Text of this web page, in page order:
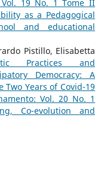
Vol. 19 No. 1 Tome II
as a Pedagogical
and educational
Pistillo, Elisabetta
Practices and
Democracy: A
Years of Covid-19
Vol. 20 No. 1
Co-evolution and